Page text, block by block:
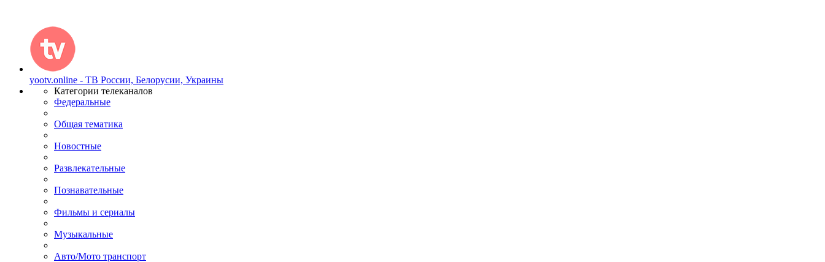
yootv.online - ТВ России, Белорусии, Украины
Категории телеканалов
Федеральные
Общая тематика
Новостные
Развлекательные
Познавательные
Фильмы и сериалы
Музыкальные
Авто/Мото транспорт